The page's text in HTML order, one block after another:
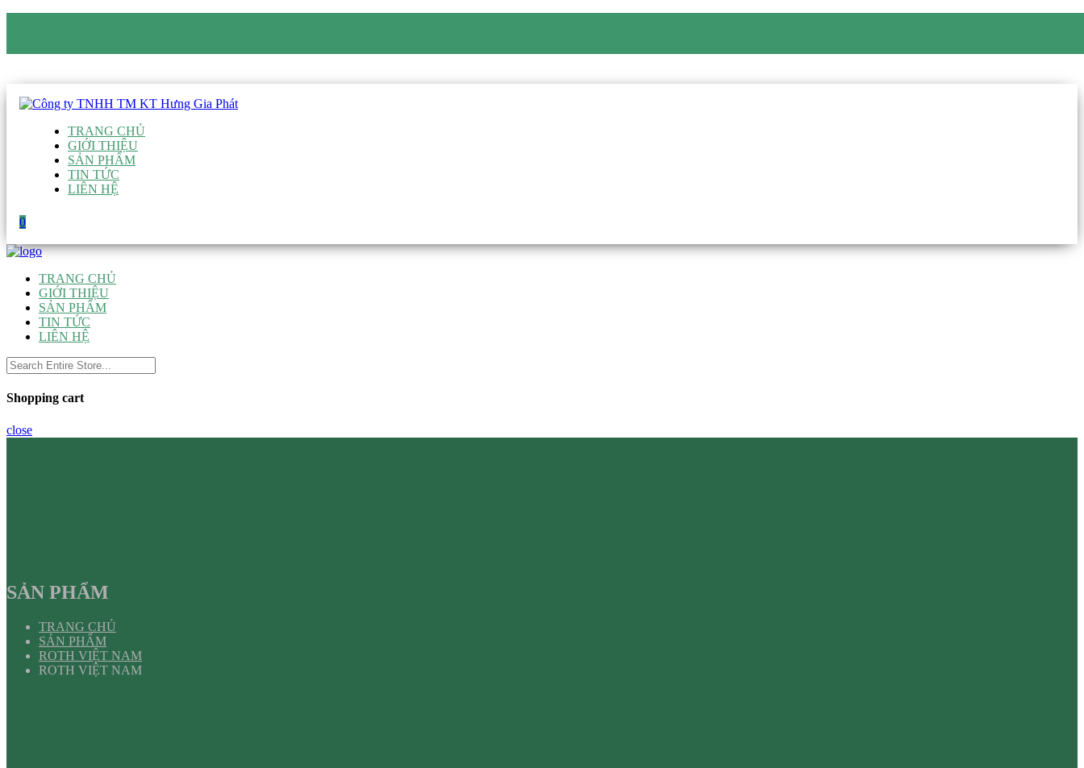
TRANG CHỦ
GIỚI THIỆU
SẢN PHẨM
TIN TỨC
LIÊN HỆ
0
TRANG CHỦ
GIỚI THIỆU
SẢN PHẨM
TIN TỨC
LIÊN HỆ
Shopping cart
close
SẢN PHẨM
TRANG CHỦ
SẢN PHẨM
ROTH VIỆT NAM
ROTH VIỆT NAM